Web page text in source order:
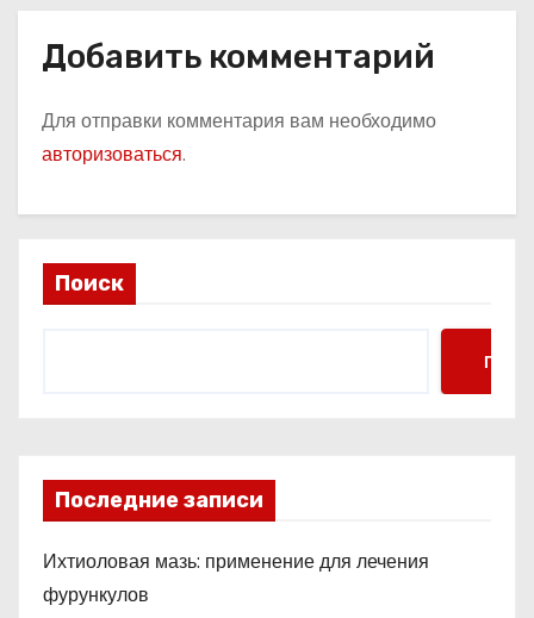
Добавить комментарий
Для отправки комментария вам необходимо
авторизоваться.
Поиск
Поиск
Последние записи
Ихтиоловая мазь: применение для лечения
фурункулов